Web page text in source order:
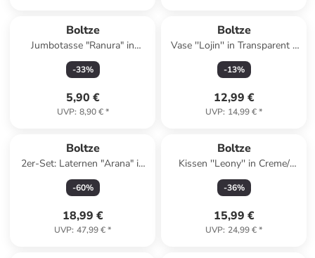
Boltze
Jumbotasse "Ranura" in
Hellgrau - 420 ml
-33%
5,90 €
UVP: 8,90 €*
Boltze
Vase ''Lojin'' in Transparent -
(H)17,3 x Ø 14 cm
-13%
12,99 €
UVP: 14,99 €*
Boltze
2er-Set: Laternen "Arana" in
Hellgrau
-60%
18,99 €
UVP: 47,99 €*
Boltze
Kissen ''Leony'' in Creme/
Beige/ Schwarz - (L)45 x (B)45
cm
-36%
15,99 €
UVP: 24,99 €*